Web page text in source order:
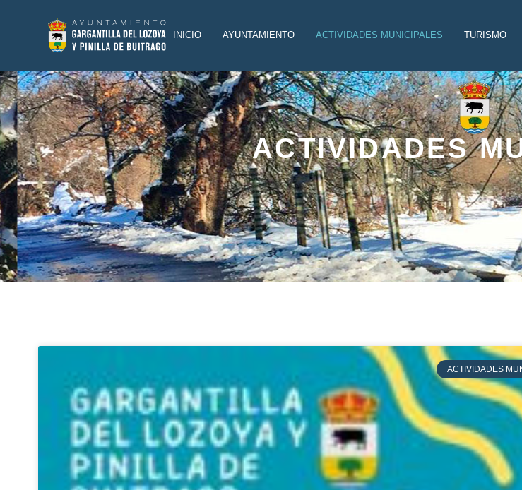
INICIO AYUNTAMIENTO ACTIVIDADES MUNICIPALES TURISMO
ACTIVIDADES
ACTIVIDADES